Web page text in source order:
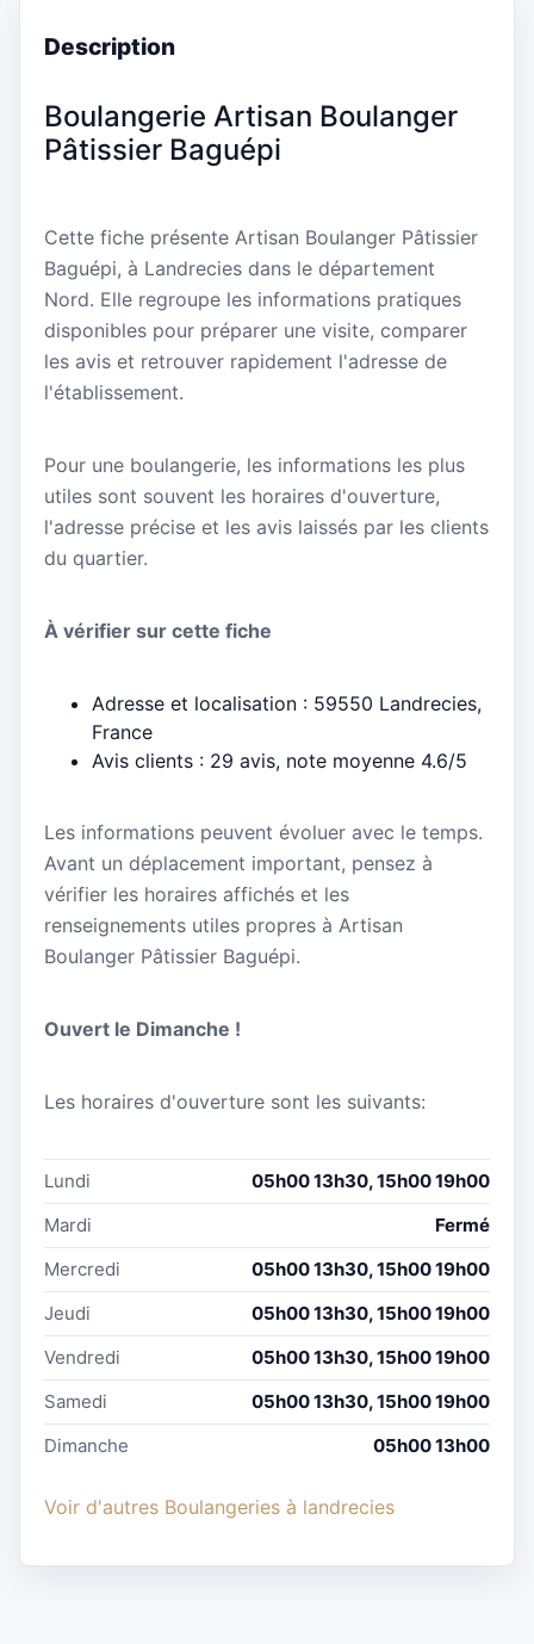
Description
Boulangerie Artisan Boulanger
Pâtissier Baguépi
Cette fiche présente Artisan Boulanger Pâtissier
Baguépi, à Landrecies dans le département
Nord. Elle regroupe les informations pratiques
disponibles pour préparer une visite, comparer
les avis et retrouver rapidement l'adresse de
l'établissement.
Pour une boulangerie, les informations les plus
utiles sont souvent les horaires d'ouverture,
l'adresse précise et les avis laissés par les clients
du quartier.
À vérifier sur cette fiche
Adresse et localisation : 59550 Landrecies,
France
Avis clients : 29 avis, note moyenne 4.6/5
Les informations peuvent évoluer avec le temps.
Avant un déplacement important, pensez à
vérifier les horaires affichés et les
renseignements utiles propres à Artisan
Boulanger Pâtissier Baguépi.
Ouvert le Dimanche !
Les horaires d'ouverture sont les suivants:
Lundi
05h00 13h30, 15h00 19h00
Mardi
Fermé
Mercredi
05h00 13h30, 15h00 19h00
Jeudi
05h00 13h30, 15h00 19h00
Vendredi
05h00 13h30, 15h00 19h00
Samedi
05h00 13h30, 15h00 19h00
Dimanche
05h00 13h00
Voir d'autres Boulangeries à landrecies